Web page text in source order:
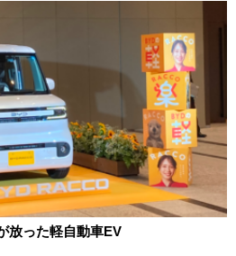
放った軽自動車EV